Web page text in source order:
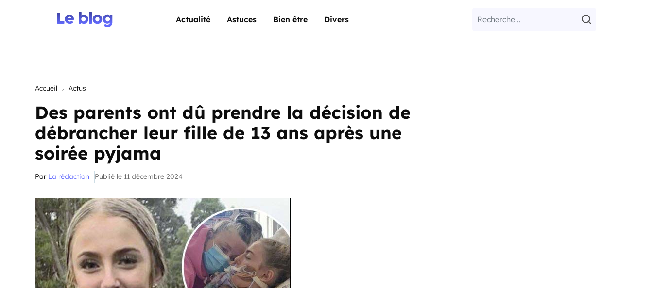
Actualité Astuces Bien être Divers
Accueil Actus
Des parents ont dû prendre la décision de
débrancher leur fille de 13 ans après une
soirée pyjama
Par La rédaction Publié le 11 décembre 2024